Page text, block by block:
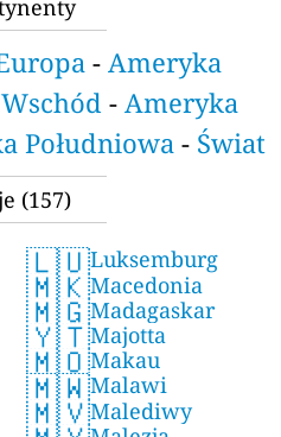
- Ameryka
- Ameryka
Południowa - Świat
(157)
🇱🇺Luksemburg
🇲🇰Macedonia
🇲🇬Madagaskar
🇾🇹Majotta
🇲🇴Makau
🇲🇼Malawi
🇲🇻Malediwy